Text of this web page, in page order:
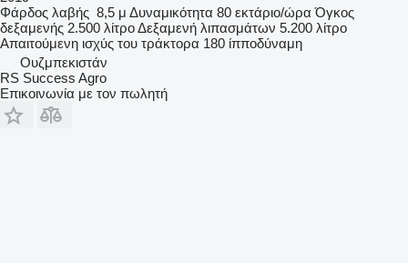
Φάρδος λαβής 8,5 μ Δυναμικότητα 80 εκτάριο/ώρα Όγκος
δεξαμενής 2.500 λίτροΔεξαμενή λιπασμάτων 5.200 λίτρο
Απαιτούμενη ισχύς του τράκτορα 180 ίπποδύναμη
Ουζμπεκιστάν
RS Success Agro
Επικοινωνία με τον πωλητή